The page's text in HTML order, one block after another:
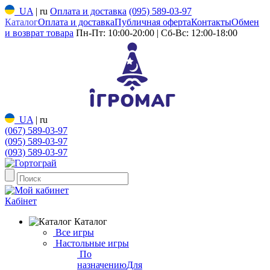
UA | ru Оплата и доставка (095) 589-03-97
КаталогОплата и доставкаПубличная офертаКонтактыОбмен
и возврат товара Пн-Пт: 10:00-20:00 | Сб-Вс: 12:00-18:00
UA | ru
(067) 589-03-97
(095) 589-03-97
(093) 589-03-97
Кабінет
Каталог
Все игры
Настольные игры
По
назначениюДля